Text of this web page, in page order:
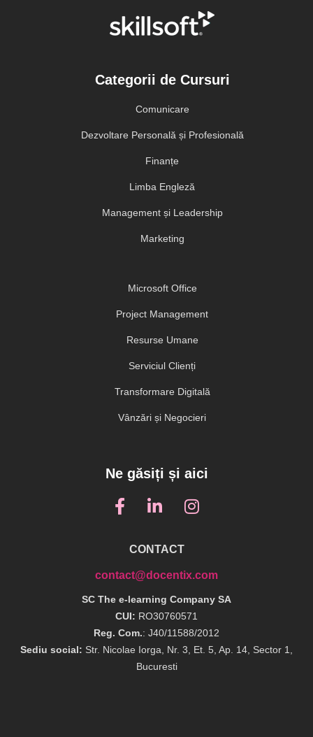
Categorii de Cursuri
Comunicare
Dezvoltare Personală și Profesională
Finanțe
Limba Engleză
Management și Leadership
Marketing
Microsoft Office
Project Management
Resurse Umane
Serviciul Clienți
Transformare Digitală
Vânzări și Negocieri
Ne găsiți și aici
CONTACT
contact@docentix.com
SC The e-learning Company SA
CUI: RO30760571
Reg. Com.: J40/11588/2012
Sediu social: Str. Nicolae Iorga, Nr. 3, Et. 5, Ap. 14, Sector 1,
Bucuresti